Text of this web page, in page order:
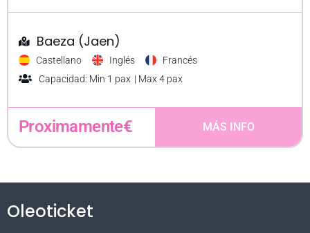
Baeza (Jaen)
Castellano Inglés
Francés
Capacidad: Min 1 pax | Max 4 pax
Proximamente€ MÁS INFO
Oleoticket